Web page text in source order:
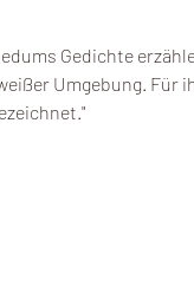
Gedichte
Umgebung. Für